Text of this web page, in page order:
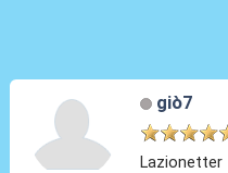
giò7
Lazionetter